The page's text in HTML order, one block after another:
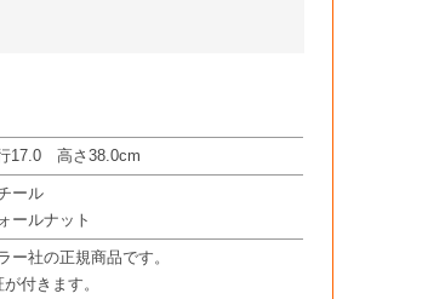
17.0 高さ38.0cm
ール
ールナット
ー社の正規商品です。
付きます。